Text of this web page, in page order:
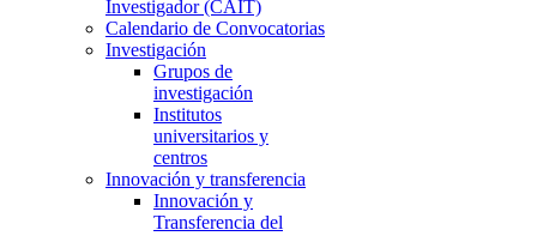
Investigador (CAIT)
Calendario de Convocatorias
Investigación
Grupos de
investigación
Institutos
universitarios y
centros
Innovación y transferencia
Innovación y
Transferencia del